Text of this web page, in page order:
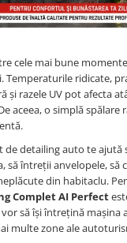
Auto
cele mai bune
Temperaturile ridicate,
și razele UV pot afecta
aceea, o simplă spălare
de detailing auto te ajută
să întreții anvelopele, să
din habitaclu.
Complet AI Perfect
să își întrețină mașina
multe zone ale